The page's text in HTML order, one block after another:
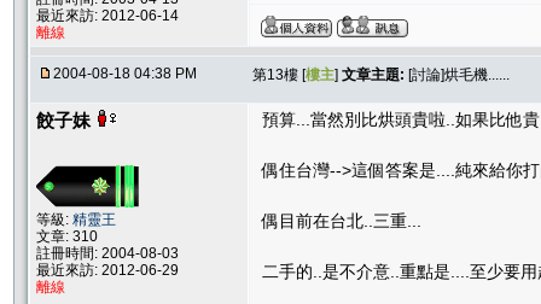
最近來訪: 2012-06-14
離線
2004-08-18 04:38 PM 第13樓 [樓主] 文章主題: [討論]烘毛機......
餃子妹
等級: 精靈王
文章: 310
註冊時間: 2004-08-03
最近來訪: 2012-06-29
離線
預算...當然別比烘頭貴啦..如果比他
偶住台灣-->這個答案是....純來給你
偶目前在台北..三重...
二手的..是不介意..重點是....至少要